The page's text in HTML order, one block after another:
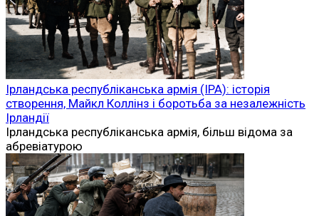
Ірландська республіканська армія (ІРА): історія
створення, Майкл Коллінз і боротьба за незалежність
Ірландії
Ірландська республіканська армія, більш відома за
абревіатурою